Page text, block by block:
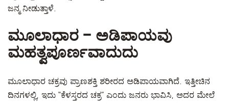
ಜನ್ಮ ನೀಡುತ್ತಾಳೆ.
ಮೂಲಾಧಾರ – ಅಡಿಪಾಯವು
ಮಹತ್ವಪೂರ್ಣವಾದುದು
ಮೂಲಾಧಾರ ಚಕ್ರವು ಪ್ರಾಣಶಕ್ತಿ ಶರೀರದ ಅಡಿಪಾಯವಾಗಿದೆ. ಇತ್ತೀಚಿನ
ದಿನಗಳಲ್ಲಿ, ಇದು “ಕೆಳಸ್ತರದ ಚಕ್ರ” ಎಂದು ಜನರು ಭಾವಿಸಿ, ಅದರ ಮೇಲೆ